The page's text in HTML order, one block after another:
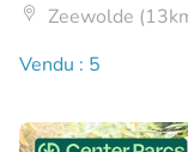
Zeewolde
Vendu : 5